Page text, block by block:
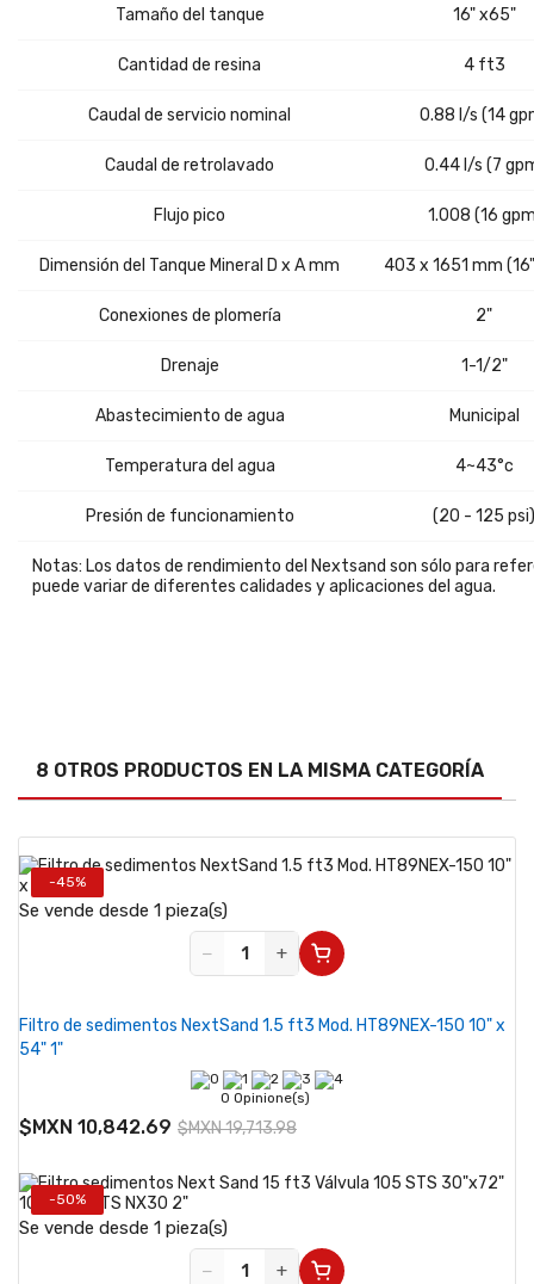
Tamaño del tanque 16" x65"
Cantidad de resina 4 ft3
Caudal de servicio nominal 0.88 l/s (14
Caudal de retrolavado 0.44 l/s (7
Flujo pico 1.008 (16
Dimensión del Tanque Mineral D x A mm 403 x 1651 mm
Conexiones de plomería 2"
Drenaje 1-1/2"
Abastecimiento de agua Municipal
Temperatura del agua 4~43°c
Presión de funcionamiento (20 - 125 psi)
Notas: Los datos de rendimiento del Nextsand son sólo para
puede variar de diferentes calidades y aplicaciones del agua.
8 OTROS PRODUCTOS EN LA MISMA CATEGORÍA
-45%
Se vende desde 1 pieza(s)
−
+
Filtro de sedimentos NextSand 1.5 ft3 Mod. HT89NEX-150 10" x
54" 1"
0 Opinione(s)
$MXN 10,842.69 $MXN 19,713.98
-50%
Se vende desde 1 pieza(s)
−
+